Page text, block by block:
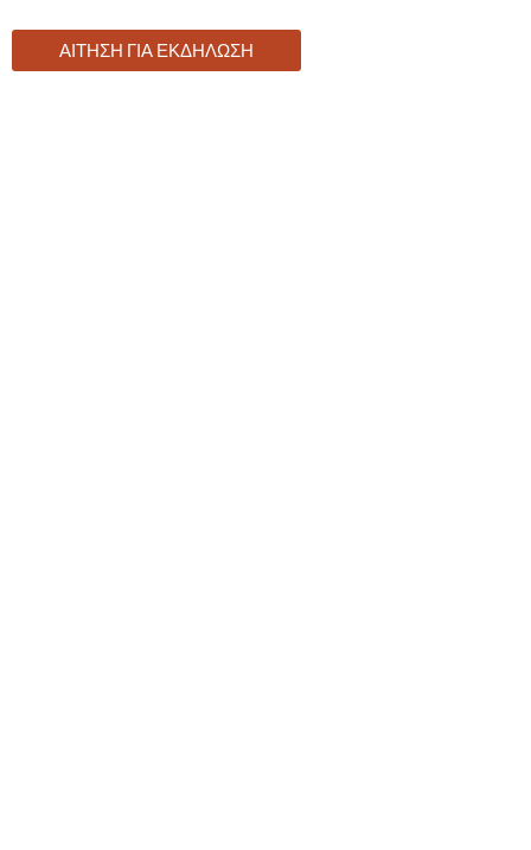
ΑΙΤΗΣΗ ΓΙΑ ΕΚΔΗΛΩΣΗ